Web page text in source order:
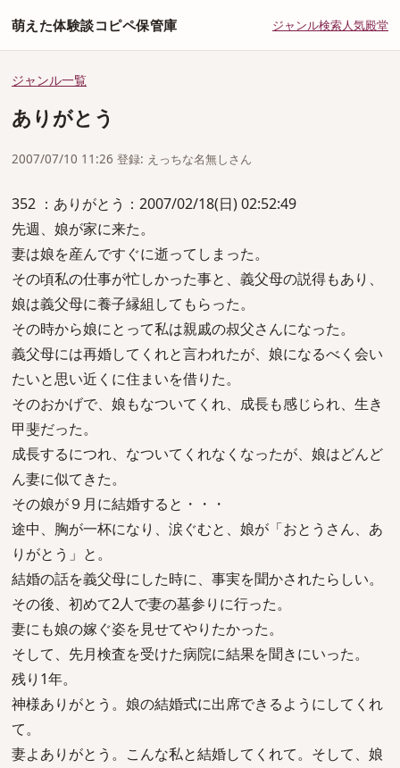
萌えた体験談コピペ保管庫 ジャンル検索人気殿堂
ジャンル一覧
ありがとう
2007/07/10 11:26 登録: えっちな名無しさん
352 ：ありがとう：2007/02/18(日) 02:52:49
先週、娘が家に来た。
妻は娘を産んですぐに逝ってしまった。
その頃私の仕事が忙しかった事と、義父母の説得もあり、
娘は義父母に養子縁組してもらった。
その時から娘にとって私は親戚の叔父さんになった。
義父母には再婚してくれと言われたが、娘になるべく会い
たいと思い近くに住まいを借りた。
そのおかげで、娘もなついてくれ、成長も感じられ、生き
甲斐だった。
成長するにつれ、なついてくれなくなったが、娘はどんど
ん妻に似てきた。
その娘が９月に結婚すると・・・
途中、胸が一杯になり、涙ぐむと、娘が「おとうさん、あ
りがとう」と。
結婚の話を義父母にした時に、事実を聞かされたらしい。
その後、初めて2人で妻の墓参りに行った。
妻にも娘の嫁ぐ姿を見せてやりたかった。
そして、先月検査を受けた病院に結果を聞きにいった。
残り1年。
神様ありがとう。娘の結婚式に出席できるようにしてくれ
て。
妻よありがとう。こんな私と結婚してくれて。そして、娘